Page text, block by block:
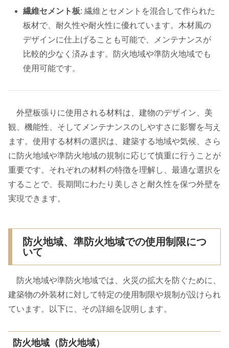
繊維セメント板: 繊維とセメントを混合して作られた
板材で、耐久性や耐火性に優れています。木材風の
デザインに仕上げることも可能で、メンテナンスが
比較的少なく済みます。防火地域や準防火地域でも
使用可能です。
外壁板張りに使用される材料は、建物のデザイン、美
観、機能性、そしてメンテナンスのしやすさに影響を与え
ます。使用する材料の選択は、建築する地域や気候、さら
に防火地域や準防火地域の規制に応じて慎重に行うことが
重要です。それぞれの材料の特徴を理解し、最適な選択を
することで、長期間にわたり美しさと耐久性を保つ外壁を
実現できます。
防火地域、準防火地域での使用制限につ
いて
防火地域や準防火地域では、火災の拡大を防ぐために、
建築物の外装材に対して特定の使用制限や規制が設けられ
ています。以下に、その詳細を説明します。
防火地域（防火地域）